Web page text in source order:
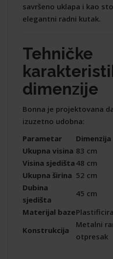
savršeno uklapa i kao
elegantni radni kutak.
Tehničke
dimenzije
Bonna je projektovana
izuzetno udobna:
Parametar
Dimenzija
Ukupna visina 83 cm
Visina sjedišta 48 cm
Ukupna širina 52 cm
Dubina
sjedišta
45 cm
Materijal baze
Konstrukcija
Metalni
otpresak